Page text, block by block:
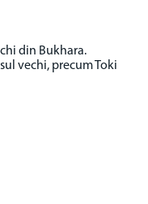
din Bukhara.
vechi, precum Toki